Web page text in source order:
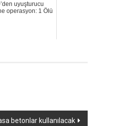
uyuşturucu
operasyon: 1 Ölü
betonlar kullanılacak